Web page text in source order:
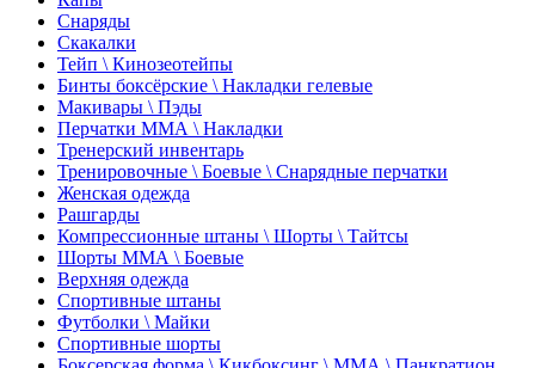
Снаряды
Скакалки
Тейп \ Кинозеотейпы
Бинты боксёрские \ Накладки гелевые
Макивары \ Пэды
Перчатки ММА \ Накладки
Тренерский инвентарь
Тренировочные \ Боевые \ Снарядные перчатки
Женская одежда
Рашгарды
Компрессионные штаны \ Шорты \ Тайтсы
Шорты ММА \ Боевые
Верхняя одежда
Спортивные штаны
Футболки \ Майки
Спортивные шорты